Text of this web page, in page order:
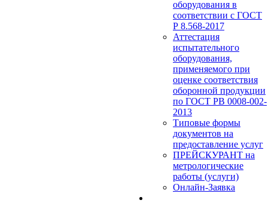
оборудования в
соответствии с ГОСТ
Р 8.568-2017
Аттестация
испытательного
оборудования,
применяемого при
оценке соответствия
оборонной продукции
по ГОСТ РВ 0008-002-
2013
Типовые формы
документов на
предоставление услуг
ПРЕЙСКУРАНТ на
метрологические
работы (услуги)
Онлайн-Заявка